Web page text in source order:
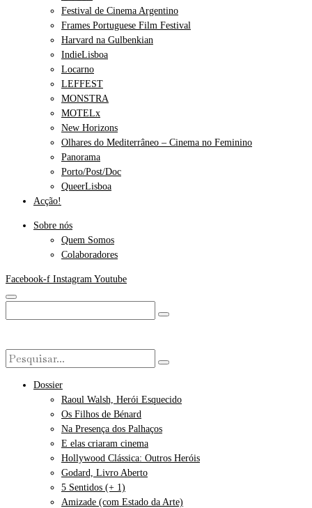
Festival de Cinema Argentino
Frames Portuguese Film Festival
Harvard na Gulbenkian
IndieLisboa
Locarno
LEFFEST
MONSTRA
MOTELx
New Horizons
Olhares do Mediterrâneo – Cinema no Feminino
Panorama
Porto/Post/Doc
QueerLisboa
Acção!
Sobre nós
Quem Somos
Colaboradores
Facebook-f Instagram Youtube
Dossier
Raoul Walsh, Herói Esquecido
Os Filhos de Bénard
Na Presença dos Palhaços
E elas criaram cinema
Hollywood Clássica: Outros Heróis
Godard, Livro Aberto
5 Sentidos (+ 1)
Amizade (com Estado da Arte)